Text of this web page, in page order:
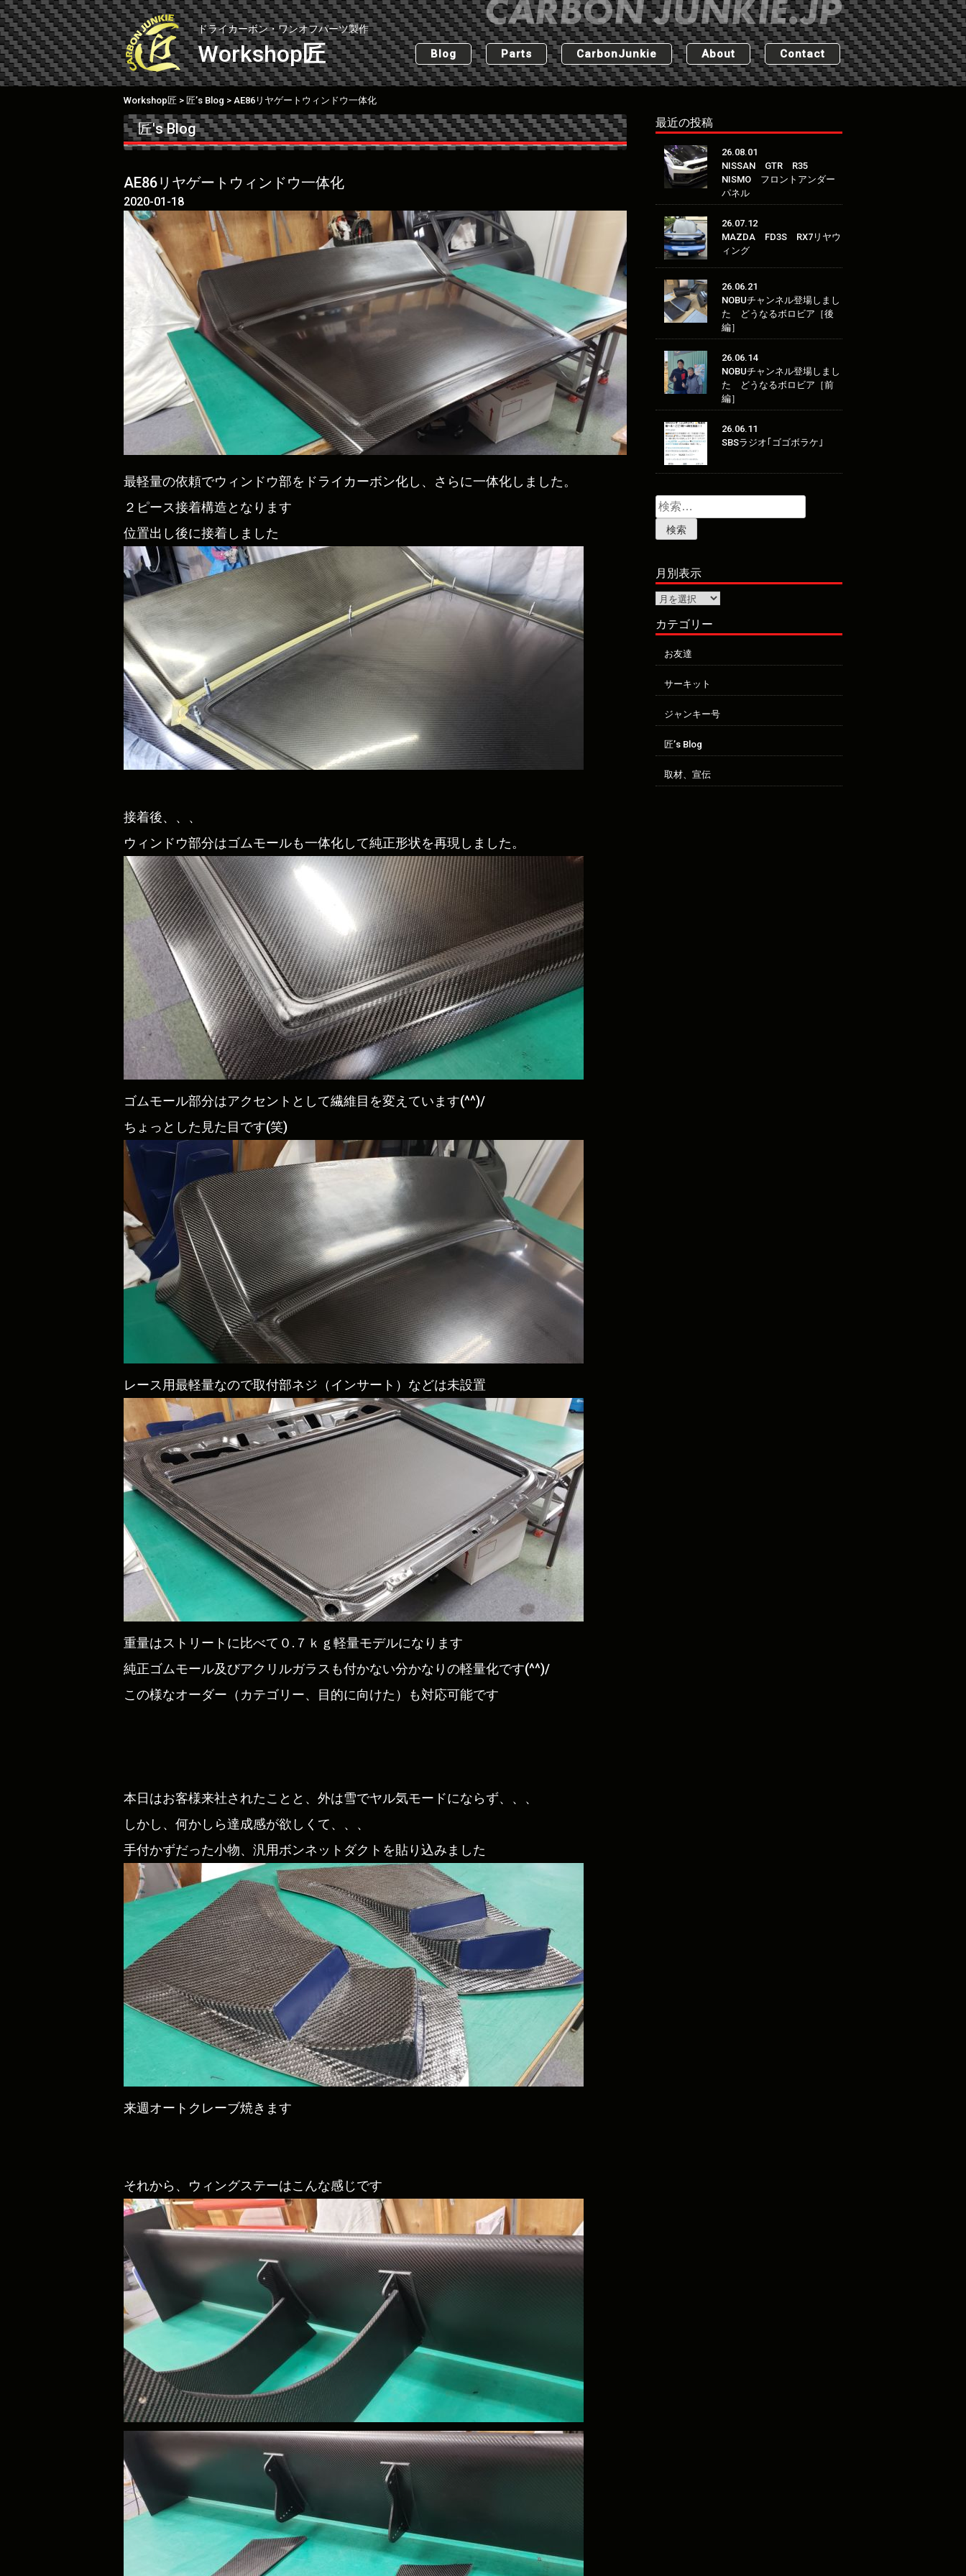
Skip
to
content
ドライカーボン・ワンオフパーツ製作
Workshop匠 Blog Parts CarbonJunkie About Contact
Workshop匠 > 匠’s Blog > AE86リヤゲートウィンドウ一体化
匠's Blog
AE86リヤゲートウィンドウ一体化
2020-01-18
最軽量の依頼でウィンドウ部をドライカーボン化し、さらに一体化しました。
２ピース接着構造となります
位置出し後に接着しました
接着後、、、
ウィンドウ部分はゴムモールも一体化して純正形状を再現しました。
ゴムモール部分はアクセントとして繊維目を変えています(^^)/
ちょっとした見た目です(笑)
レース用最軽量なので取付部ネジ（インサート）などは未設置
重量はストリートに比べて０.７ｋｇ軽量モデルになります
純正ゴムモール及びアクリルガラスも付かない分かなりの軽量化です(^^)/
この様なオーダー（カテゴリー、目的に向けた）も対応可能です
本日はお客様来社されたことと、外は雪でヤル気モードにならず、、、
しかし、何かしら達成感が欲しくて、、、
手付かずだった小物、汎用ボンネットダクトを貼り込みました
来週オートクレーブ焼きます
それから、ウィングステーはこんな感じです
最近の投稿
26.08.01
NISSAN GTR R35
NISMO フロントアンダー
パネル
26.07.12
MAZDA FD3S RX7リヤウ
ィング
26.06.21
NOBUチャンネル登場しまし
た どうなるボロビア［後
編］
26.06.14
NOBUチャンネル登場しまし
た どうなるボロビア［前
編］
26.06.11
SBSラジオ｢ゴゴボラケ｣
検
索:
月別表示
月
別
示カテゴリー
お友達
サーキット
ジャンキー号
匠’s Blog
取材、宣伝